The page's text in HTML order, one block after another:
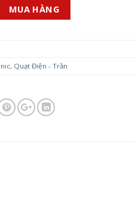
MUA HÀNG
, Quạt Điện - Trần